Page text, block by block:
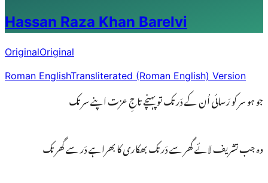
Hassan Raza Khan Barelvi
OriginalOriginal
Roman EnglishTransliterated (Roman English) Version
جو ہو سر کو رَسائی اُن کے دَر تک تو پہنچے تاجِ عزت اپنے سر تک
وہ جب تشریف لائے گھر سے دَر تک بھکاری کا بھراہے دَر سے گھر تک